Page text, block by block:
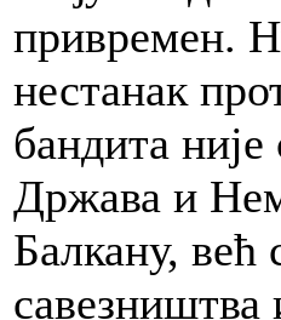
привремен.
нестанак
бандита
Држава и
Балкану, већ
савезништва